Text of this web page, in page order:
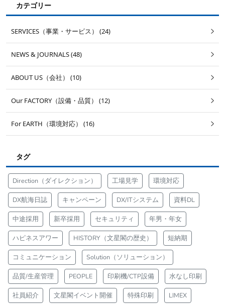
カテゴリー
SERVICES（事業・サービス） (24)
NEWS & JOURNALS (48)
ABOUT US（会社） (10)
Our FACTORY（設備・品質） (12)
For EARTH（環境対応） (16)
タグ
Direction（ダイレクション） 工場見学 環境対応
DX航海日誌 キャンペーン DX/ITシステム 資料DL
中途採用 新卒採用 セキュリティ 年男・年女
ハピネスアワー HISTORY（文星閣の歴史） 短納期
コミュニケーション Solution（ソリューション）
品質/生産管理 PEOPLE 印刷機/CTP設備 水なし印刷
社員紹介 文星閣イベント開催 特殊印刷 LIMEX